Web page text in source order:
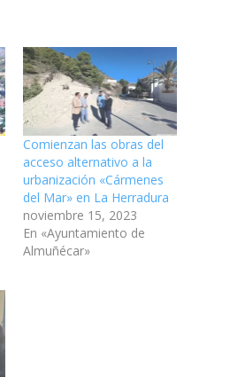
Comienzan las obras del
acceso alternativo a la
urbanización «Cármenes
del Mar» en La Herradura
noviembre 15, 2023
En «Ayuntamiento de
Almuñécar»